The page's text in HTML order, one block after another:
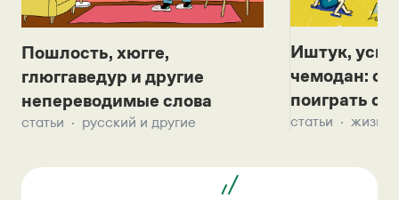
Пошлость, хюгге,
глюггаведур и другие
непереводимые слова
статьи русский и другие
Иштук,
чемодан:
поиграть с
статьи жизнь